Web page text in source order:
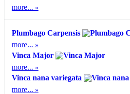
more...
Plumbago Carpensis
more...
Vinca Major
more...
Vinca nana variegata
more...